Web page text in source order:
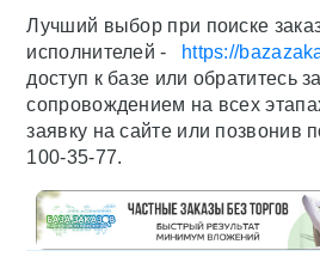
Лучший выбор при поиске
исполнителей -
https://
доступ к базе или обратитесь
сопровождением на всех
заявку на сайте или позвонив
100-35-77.